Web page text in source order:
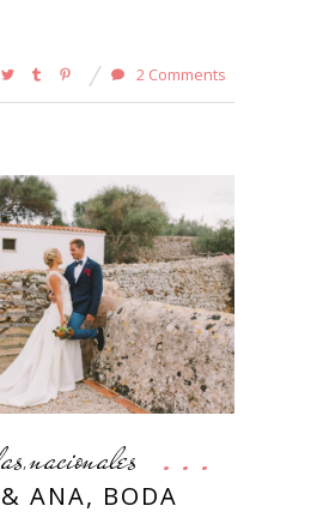
2 Comments
,nacionales
ANA, BODA